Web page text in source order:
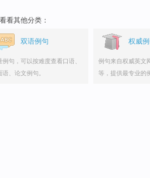
看其他分类：
双语例句
例句，可以按难度查看口语、
语、论文例句。
权威
例句来自权威英文
等，提供最专业的